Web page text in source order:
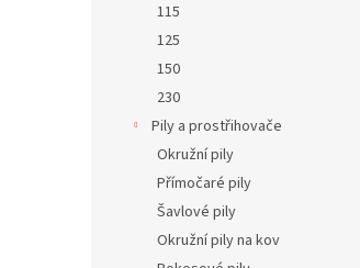
115
125
150
230
Pily a prostřihovače
Okružní pily
Přímočaré pily
Šavlové pily
Okružní pily na kov